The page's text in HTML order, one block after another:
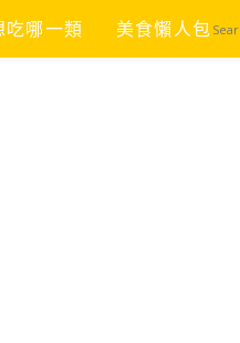
吃哪一類 美食懶人包